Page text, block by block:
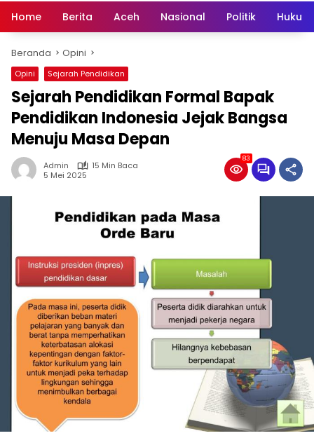
Home Berita Aceh Nasional Politik
Beranda Opini
Opini Sejarah Pendidikan
Sejarah Pendidikan Formal Bapak
Pendidikan Indonesia Jejak Bangsa
Menuju Masa Depan
Admin
15 Min Baca
5 Mei 2025
83